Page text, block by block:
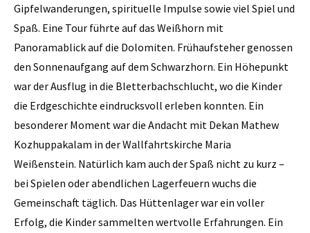
Gipfelwanderungen, spirituelle Impulse sowie viel Spiel und
Spaß. Eine Tour führte auf das Weißhorn mit
Panoramablick auf die Dolomiten. Frühaufsteher genossen
den Sonnenaufgang auf dem Schwarzhorn. Ein Höhepunkt
war der Ausflug in die Bletterbachschlucht, wo die Kinder
die Erdgeschichte eindrucksvoll erleben konnten. Ein
besonderer Moment war die Andacht mit Dekan Mathew
Kozhuppakalam in der Wallfahrtskirche Maria
Weißenstein. Natürlich kam auch der Spaß nicht zu kurz –
bei Spielen oder abendlichen Lagerfeuern wuchs die
Gemeinschaft täglich. Das Hüttenlager war ein voller
Erfolg, die Kinder sammelten wertvolle Erfahrungen. Ein